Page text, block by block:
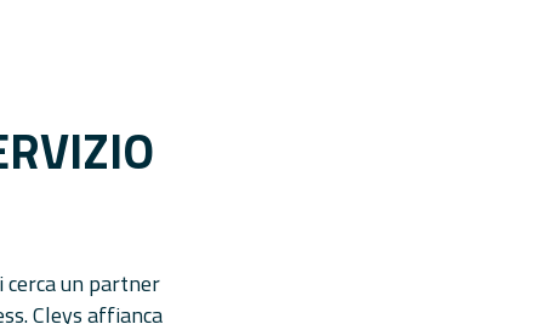
un partner
Cleys affianca